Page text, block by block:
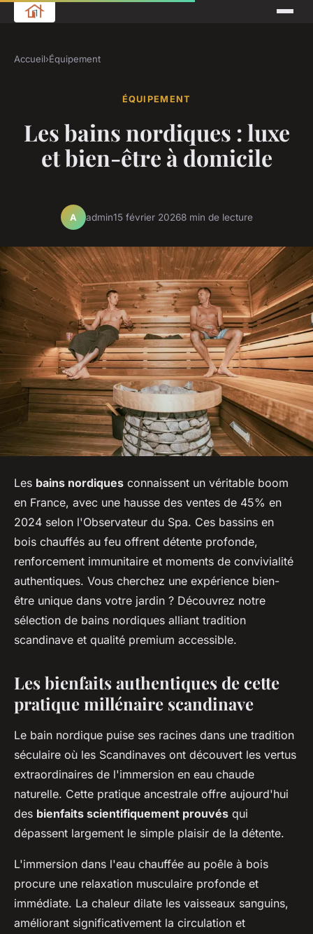
Accueil›Équipement
ÉQUIPEMENT
Les bains nordiques : luxe
et bien-être à domicile
A admin15 février 20268 min de lecture
Les bains nordiques connaissent un véritable boom
en France, avec une hausse des ventes de 45% en
2024 selon l'Observateur du Spa. Ces bassins en
bois chauffés au feu offrent détente profonde,
renforcement immunitaire et moments de convivialité
authentiques. Vous cherchez une expérience bien-
être unique dans votre jardin ? Découvrez notre
sélection de bains nordiques alliant tradition
scandinave et qualité premium accessible.
Les bienfaits authentiques de cette
pratique millénaire scandinave
Le bain nordique puise ses racines dans une tradition
séculaire où les Scandinaves ont découvert les vertus
extraordinaires de l'immersion en eau chaude
naturelle. Cette pratique ancestrale offre aujourd'hui
des bienfaits scientifiquement prouvés qui
dépassent largement le simple plaisir de la détente.
L'immersion dans l'eau chauffée au poêle à bois
procure une relaxation musculaire profonde et
immédiate. La chaleur dilate les vaisseaux sanguins,
améliorant significativement la circulation et